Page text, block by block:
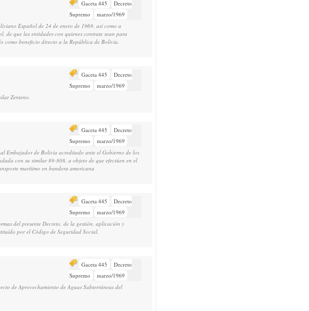
Gaceta 445
Decreto
Supremo
marzo/1969
Español de 24 de enero de 1969, así como a
de que las entidades con quienes contrate sean para
como beneficio directo a la República de Bolivia.
Gaceta 445
Decreto
Supremo
marzo/1969
Zenteno.
Gaceta 445
Decreto
Supremo
marzo/1969
Embajador de Bolivia acreditado ante el Gobierno de los
con su similar 89-808, a objeto de que efectúen en el
marítimo en bandera americana
Gaceta 445
Decreto
Supremo
marzo/1969
del presente Decreto, de la gestión, aplicación y
por el Código de Seguridad Social,
Gaceta 445
Decreto
Supremo
marzo/1969
de Aprovechamiento de Aguas Subterráneas del